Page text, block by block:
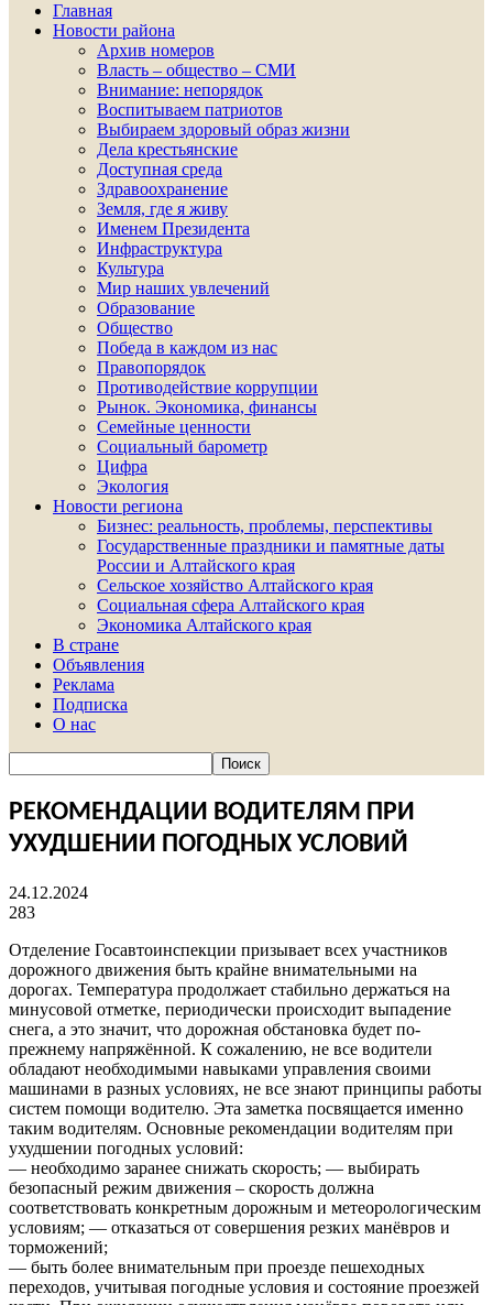
Главная
Новости района
Архив номеров
Власть – общество – СМИ
Внимание: непорядок
Воспитываем патриотов
Выбираем здоровый образ жизни
Дела крестьянские
Доступная среда
Здравоохранение
Земля, где я живу
Именем Президента
Инфраструктура
Культура
Мир наших увлечений
Образование
Общество
Победа в каждом из нас
Правопорядок
Противодействие коррупции
Рынок. Экономика, финансы
Семейные ценности
Социальный барометр
Цифра
Экология
Новости региона
Бизнес: реальность, проблемы, перспективы
Государственные праздники и памятные даты
России и Алтайского края
Сельское хозяйство Алтайского края
Социальная сфера Алтайского края
Экономика Алтайского края
В стране
Объявления
Реклама
Подписка
О нас
РЕКОМЕНДАЦИИ ВОДИТЕЛЯМ ПРИ
УХУДШЕНИИ ПОГОДНЫХ УСЛОВИЙ
24.12.2024
283
Отделение Госавтоинспекции призывает всех участников
дорожного движения быть крайне внимательными на
дорогах. Температура продолжает стабильно держаться на
минусовой отметке, периодически происходит выпадение
снега, а это значит, что дорожная обстановка будет по-
прежнему напряжённой. К сожалению, не все водители
обладают необходимыми навыками управления своими
машинами в разных условиях, не все знают принципы работы
систем помощи водителю. Эта заметка посвящается именно
таким водителям. Основные рекомендации водителям при
ухудшении погодных условий:
— необходимо заранее снижать скорость; — выбирать
безопасный режим движения – скорость должна
соответствовать конкретным дорожным и метеорологическим
условиям; — отказаться от совершения резких манёвров и
торможений;
— быть более внимательным при проезде пешеходных
переходов, учитывая погодные условия и состояние проезжей